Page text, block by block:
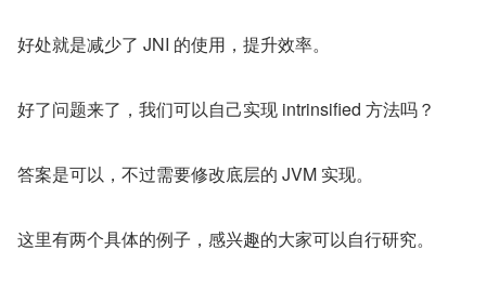
好处就是减少了 JNI 的使用，提升效率。
好了问题来了，我们可以自己实现 intrinsified 方法吗？
答案是可以，不过需要修改底层的 JVM 实现。
这里有两个具体的例子，感兴趣的大家可以自行研究。